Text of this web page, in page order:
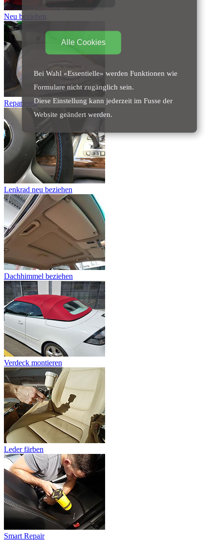
Neu beziehen
Reparieren
Lenkrad neu beziehen
Dachhimmel beziehen
Verdeck montieren
Leder färben
Smart Repair
Alle Cookies
Bei Wahl «Essentielle» werden Funktionen wie
Formulare nicht zugänglich sein.
Diese Einstellung kann jederzeit im Fusse der
Website geändert werden.